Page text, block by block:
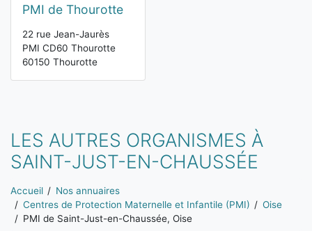
PMI de Thourotte
22 rue Jean-Jaurès
PMI CD60 Thourotte
60150 Thourotte
LES AUTRES ORGANISMES À
SAINT-JUST-EN-CHAUSSÉE
Vous êtes ici:
Accueil
Nos annuaires
Centres de Protection Maternelle et Infantile (PMI)
Oise
PMI de Saint-Just-en-Chaussée, Oise